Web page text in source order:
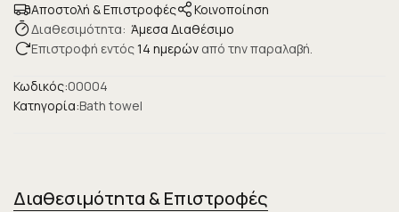
Αποστολή & Επιστροφές
Κοινοποίηση
Διαθεσιμότητα: Άμεσα Διαθέσιμο
Επιστροφή εντός14 ημερών από την παραλαβή.
Κωδικός:00004
Κατηγορία:Bath towel
Διαθεσιμότητα & Επιστροφές